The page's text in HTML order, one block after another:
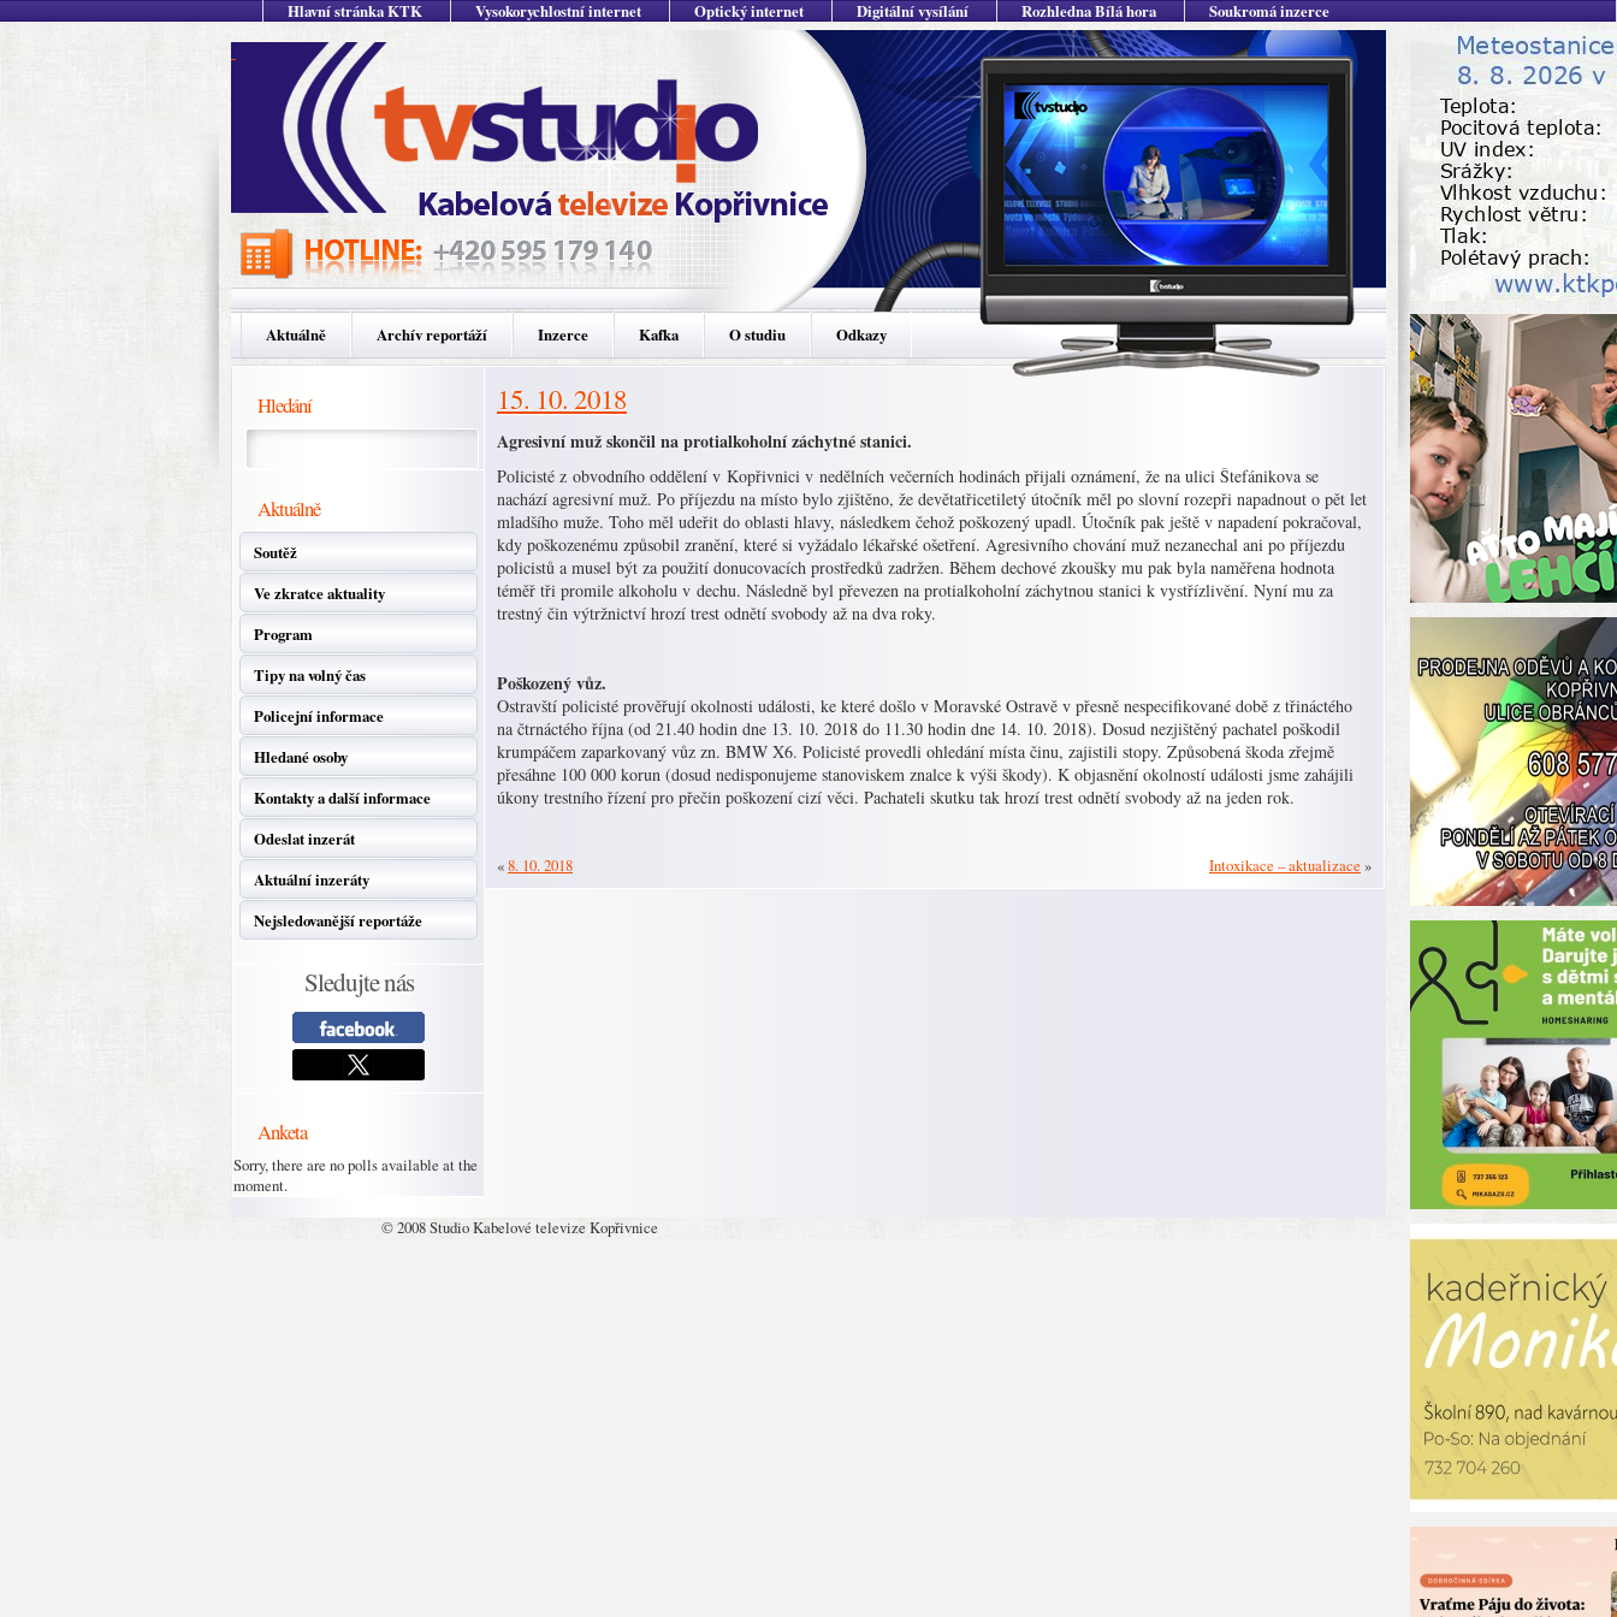
Hlavní stránka KTK Vysokorychlostní internet Optický internet Digitální vysílání Rozhledna Bílá hora Soukromá inzerce
Aktuálně Archív reportáží Inzerce Kafka O studiu Odkazy
Hledání
Aktuálně
Soutěž
Ve zkratce aktuality
Program
Tipy na volný čas
Policejní informace
Hledané osoby
Kontakty a další informace
Odeslat inzerát
Aktuální inzeráty
Nejsledovanější reportáže
Sledujte nás
Anketa
Sorry, there are no polls available at the
moment.
15. 10. 2018
Agresivní muž skončil na protialkoholní záchytné stanici.
Policisté z obvodního oddělení v Kopřivnici v nedělních večerních hodinách přijali oznámení, že na ulici Štefánikova se
nachází agresivní muž. Po příjezdu na místo bylo zjištěno, že devětatřicetiletý útočník měl po slovní rozepři napadnout o pět let
mladšího muže. Toho měl udeřit do oblasti hlavy, následkem čehož poškozený upadl. Útočník pak ještě v napadení pokračoval,
kdy poškozenému způsobil zranění, které si vyžádalo lékařské ošetření. Agresivního chování muž nezanechal ani po příjezdu
policistů a musel být za použití donucovacích prostředků zadržen. Během dechové zkoušky mu pak byla naměřena hodnota
téměř tři promile alkoholu v dechu. Následně byl převezen na protialkoholní záchytnou stanici k vystřízlivění. Nyní mu za
trestný čin výtržnictví hrozí trest odnětí svobody až na dva roky.
Poškozený vůz.
Ostravští policisté prověřují okolnosti události, ke které došlo v Moravské Ostravě v přesně nespecifikované době z třináctého
na čtrnáctého října (od 21.40 hodin dne 13. 10. 2018 do 11.30 hodin dne 14. 10. 2018). Dosud nezjištěný pachatel poškodil
krumpáčem zaparkovaný vůz zn. BMW X6. Policisté provedli ohledání místa činu, zajistili stopy. Způsobená škoda zřejmě
přesáhne 100 000 korun (dosud nedisponujeme stanoviskem znalce k výši škody). K objasnění okolností události jsme zahájili
úkony trestního řízení pro přečin poškození cizí věci. Pachateli skutku tak hrozí trest odnětí svobody až na jeden rok.
«8. 10. 2018 Intoxikace – aktualizace »
© 2008 Studio Kabelové televize Kopřivnice